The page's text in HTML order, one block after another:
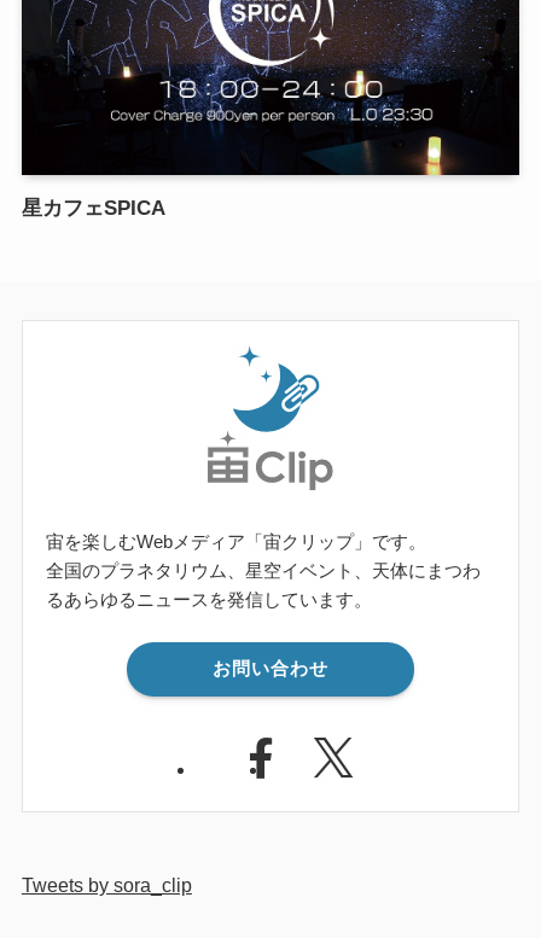
星カフェSPICA
宙を楽しむWebメディア「宙クリップ」です。
全国のプラネタリウム、星空イベント、天体にまつわ
るあらゆるニュースを発信しています。
お問い合わせ
Tweets by sora_clip